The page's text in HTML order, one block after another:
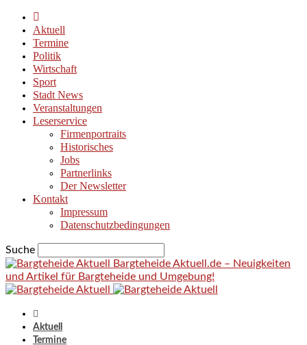
Aktuell
Termine
Politik
Wirtschaft
Sport
Stadt News
Veranstaltungen
Leserservice
Firmenportraits
Historisches
Jobs
Partnerlinks
Der Newsletter
Kontakt
Impressum
Datenschutzbedingungen
Suche
Bargteheide Aktuell.de – Neuigkeiten
und Artikel für Bargteheide und Umgebung!
Aktuell
Termine